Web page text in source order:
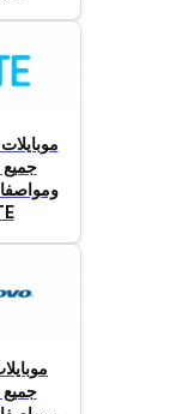
جميع
جميع